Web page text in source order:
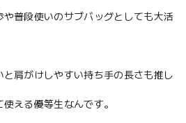
普段使いのサブバッグとしても大活
肩がけしやすい持ち手の長さも推し
える優等生なんです。